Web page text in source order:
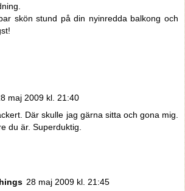
skön stund på din nyinredda balkong och
maj 2009 kl. 21:40
Där skulle jag gärna sitta och gona mig.
du är. Superduktig.
28 maj 2009 kl. 21:45